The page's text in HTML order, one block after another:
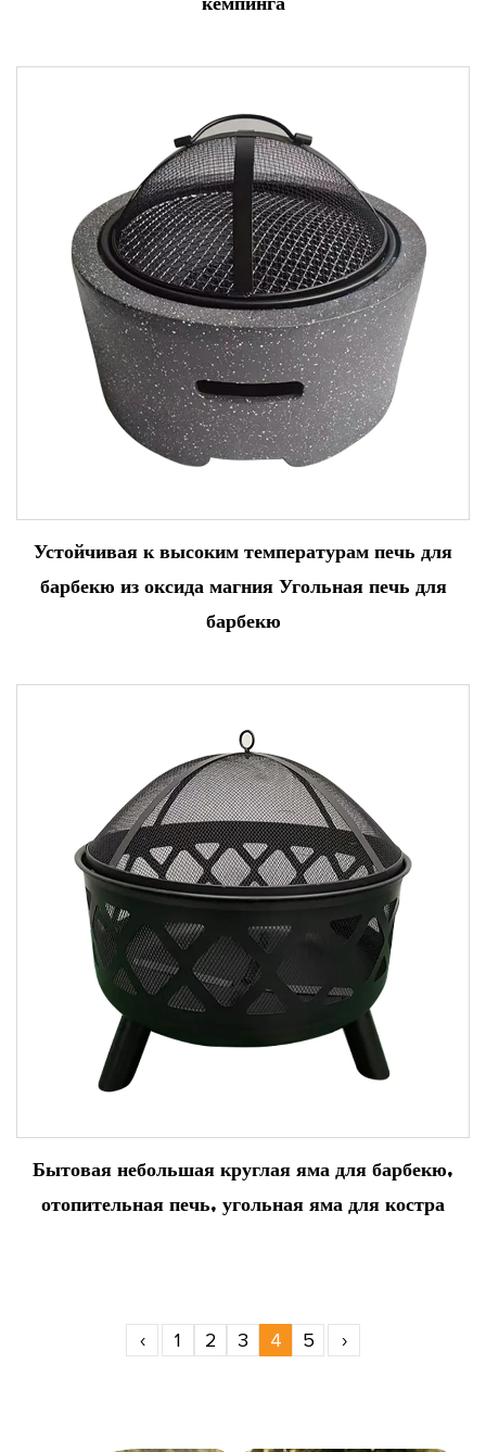
Устойчивая к высоким температурам печь для
барбекю из оксида магния Угольная печь для
барбекю
Бытовая небольшая круглая яма для барбекю,
отопительная печь, угольная яма для костра
‹ 1 2 3 4 5 ›